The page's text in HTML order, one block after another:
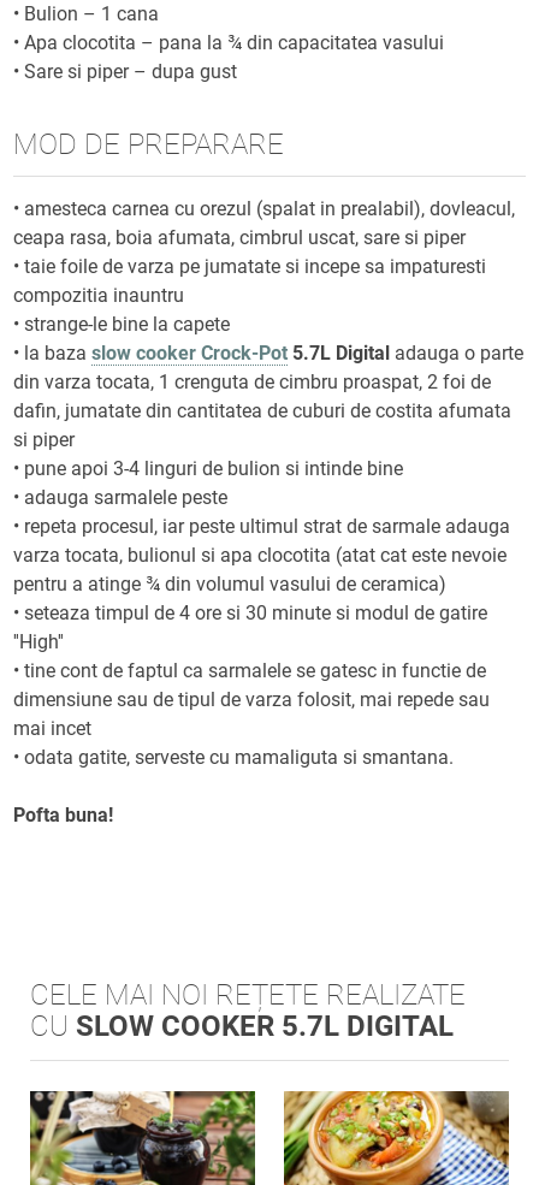
• Bulion – 1 cana
•Apa clocotita – pana la ¾ din capacitatea vasului
•Sare si piper – dupa gust
MOD DE PREPARARE
• amesteca carnea cu orezul (spalat in prealabil), dovleacul,
ceapa rasa, boia afumata, cimbrul uscat, sare si piper
• taie foile de varza pe jumatate si incepe sa impaturesti
compozitia inauntru
• strange-le bine la capete
• la bazaslow cooker Crock-Pot 5.7L Digital adauga o parte
din varza tocata, 1 crenguta de cimbru proaspat, 2 foi de
dafin, jumatate din cantitatea de cuburi de costita afumata
si piper
• pune apoi 3-4 linguri de bulion si intinde bine
• adauga sarmalele peste
• repeta procesul, iar peste ultimul strat de sarmale adauga
varza tocata, bulionul si apa clocotita (atat cat este nevoie
pentru a atinge ¾ din volumul vasului de ceramica)
• seteaza timpul de 4 ore si 30 minute si modul de gatire
''High''
• tine cont de faptul ca sarmalele se gatesc in functie de
dimensiune sau de tipul de varza folosit, mai repede sau
mai incet
• odata gatite, serveste cu mamaliguta si smantana.
Pofta buna!
CELE MAI NOI REȚETE REALIZATE
CU SLOW COOKER 5.7L DIGITAL